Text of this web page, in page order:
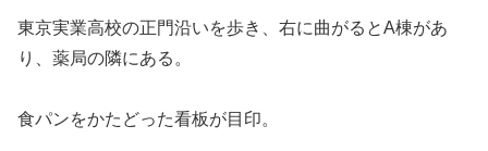
東京実業高校の正門沿いを歩き、右に曲がるとA棟があ
り、薬局の隣にある。
食パンをかたどった看板が目印。